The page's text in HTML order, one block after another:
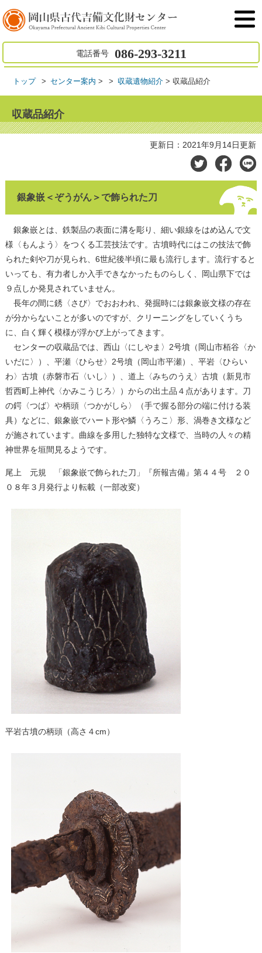
電話番号 086-293-3211
トップ センター案内 > 収蔵遺物紹介> 収蔵品紹介
収蔵品紹介
更新日：2021年9月14日更新
銀象嵌＜ぞうがん＞で飾られた刀
銀象嵌とは、鉄製品の表面に溝を彫り、細い銀線をはめ込んで文
様〈もんよう〉をつくる工芸技法です。古墳時代にはこの技法で飾
られた剣や刀が見られ、6世紀後半頃に最も流行します。流行すると
いっても、有力者しか入手できなかったものらしく、岡山県下では
９点しか発見されていません。
長年の間に銹〈さび〉でおおわれ、発掘時には銀象嵌文様の存在
が分からないことが多いのですが、クリーニングをしていくうち
に、白く輝く模様が浮かび上がってきます。
センターの収蔵品では、西山〈にしやま〉2号墳（岡山市栢谷〈か
いだに〉）、平瀬〈ひらせ〉2号墳（岡山市平瀬）、平岩〈ひらい
わ〉古墳（赤磐市石〈いし〉）、道上〈みちのうえ〉古墳（新見市
哲西町上神代〈かみこうじろ〉）からの出土品４点があります。刀
の鍔〈つば〉や柄頭〈つかがしら〉（手で握る部分の端に付ける装
具）などに、銀象嵌でハート形や鱗〈うろこ〉形、渦巻き文様など
が施されています。曲線を多用した独特な文様で、当時の人々の精
神世界を垣間見るようです。
尾上 元規 「銀象嵌で飾られた刀」『所報吉備』第４４号 ２０
０８年３月発行より転載（一部改変）
平岩古墳の柄頭（高さ４cm）